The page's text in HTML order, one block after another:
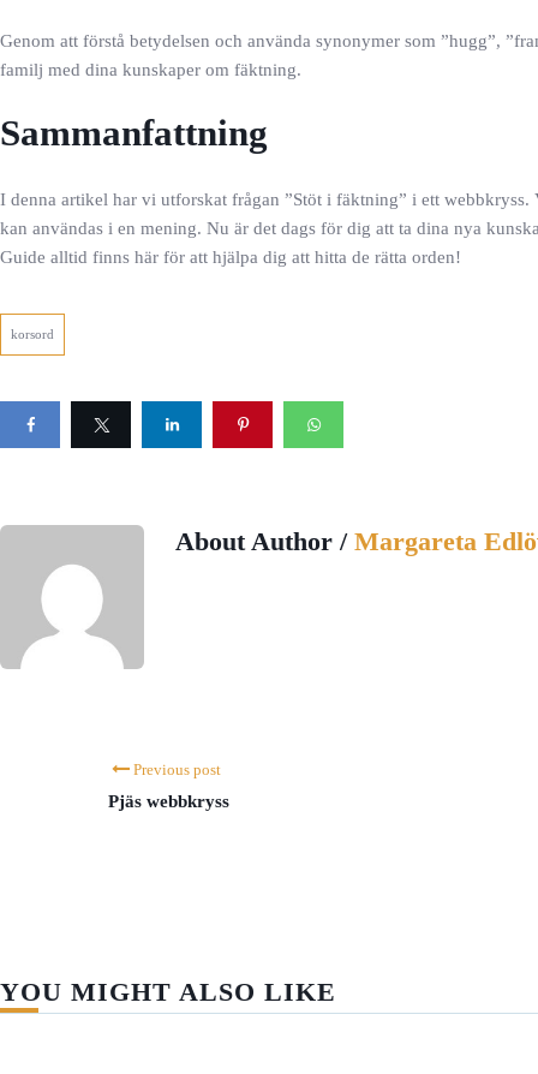
Genom att förstå betydelsen och använda synonymer som ”hugg”,
familj med dina kunskaper om fäktning.
Sammanfattning
I denna artikel har vi utforskat frågan ”Stöt i fäktning” i ett
kan användas i en mening. Nu är det dags för dig att ta dina nya
Guide alltid finns här för att hjälpa dig att hitta de rätta orden!
korsord
About Author / Margareta
Previous post
Pjäs webbkryss
YOU MIGHT ALSO LIKE